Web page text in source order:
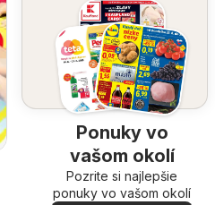
Ponuky vo
vašom okolí
Pozrite si najlepšie
ponuky vo vašom okolí